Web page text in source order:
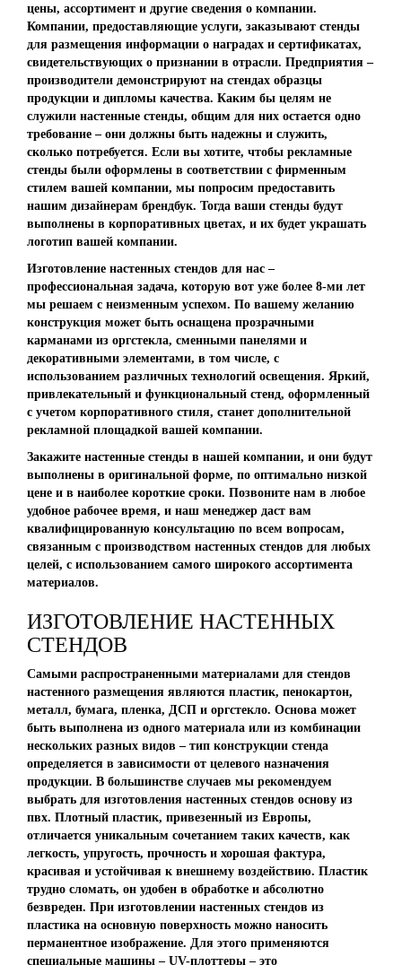
цены, ассортимент и другие сведения о компании.
Компании, предоставляющие услуги, заказывают стенды
для размещения информации о наградах и сертификатах,
свидетельствующих о признании в отрасли. Предприятия –
производители демонстрируют на стендах образцы
продукции и дипломы качества. Каким бы целям не
служили настенные стенды, общим для них остается одно
требование – они должны быть надежны и служить,
сколько потребуется. Если вы хотите, чтобы рекламные
стенды были оформлены в соответствии с фирменным
стилем вашей компании, мы попросим предоставить
нашим дизайнерам брендбук. Тогда ваши стенды будут
выполнены в корпоративных цветах, и их будет украшать
логотип вашей компании.
Изготовление настенных стендов для нас –
профессиональная задача, которую вот уже более 8-ми лет
мы решаем с неизменным успехом. По вашему желанию
конструкция может быть оснащена прозрачными
карманами из оргстекла, сменными панелями и
декоративными элементами, в том числе, с
использованием различных технологий освещения. Яркий,
привлекательный и функциональный стенд, оформленный
с учетом корпоративного стиля, станет дополнительной
рекламной площадкой вашей компании.
Закажите настенные стенды в нашей компании, и они будут
выполнены в оригинальной форме, по оптимально низкой
цене и в наиболее короткие сроки. Позвоните нам в любое
удобное рабочее время, и наш менеджер даст вам
квалифицированную консультацию по всем вопросам,
связанным с производством настенных стендов для любых
целей, с использованием самого широкого ассортимента
материалов.
ИЗГОТОВЛЕНИЕ НАСТЕННЫХ
СТЕНДОВ
Самыми распространенными материалами для стендов
настенного размещения являются пластик, пенокартон,
металл, бумага, пленка, ДСП и оргстекло. Основа может
быть выполнена из одного материала или из комбинации
нескольких разных видов – тип конструкции стенда
определяется в зависимости от целевого назначения
продукции. В большинстве случаев мы рекомендуем
выбрать для изготовления настенных стендов основу из
пвх. Плотный пластик, привезенный из Европы,
отличается уникальным сочетанием таких качеств, как
легкость, упругость, прочность и хорошая фактура,
красивая и устойчивая к внешнему воздействию. Пластик
трудно сломать, он удобен в обработке и абсолютно
безвреден. При изготовлении настенных стендов из
пластика на основную поверхность можно наносить
перманентное изображение. Для этого применяются
специальные машины – UV-плоттеры – это